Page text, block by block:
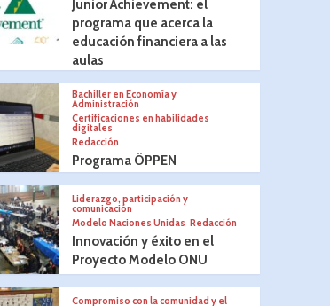
Junior Achievement: el
programa que acerca la
educación financiera a las
aulas
Bachiller en Economía y
Administración
Certificaciones en habilidades
digitales
Redacción
Programa ÖPPEN
Liderazgo, participación y
comunicación
Modelo Naciones Unidas Redacción
Innovación y éxito en el
Proyecto Modelo ONU
Compromiso con la comunidad y el